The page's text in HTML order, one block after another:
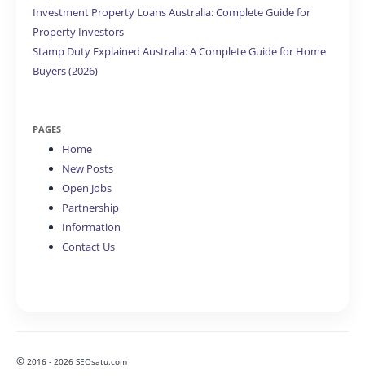
Investment Property Loans Australia: Complete Guide for
Property Investors
Stamp Duty Explained Australia: A Complete Guide for Home
Buyers (2026)
PAGES
Home
New Posts
Open Jobs
Partnership
Information
Contact Us
© 2016 - 2026 SEOsatu.com